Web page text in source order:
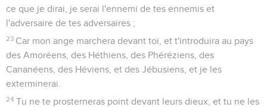
ce que je dirai, je serai l'ennemi de tes ennemis et
l'adversaire de tes adversaires ;
23 Car mon ange marchera devant toi, et t'introduira au pays
des Amoréens, des Héthiens, des Phéréziens, des
Cananéens, des Héviens, et des Jébusiens, et je les
exterminerai.
24 Tu ne te prosterneras point devant leurs dieux, et tu ne les